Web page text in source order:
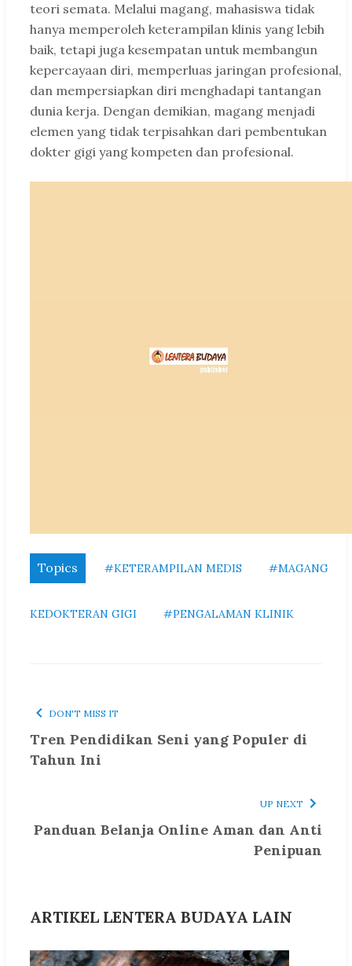
teori semata. Melalui magang, mahasiswa tidak
hanya memperoleh keterampilan klinis yang lebih
baik, tetapi juga kesempatan untuk membangun
kepercayaan diri, memperluas jaringan profesional,
dan mempersiapkan diri menghadapi tantangan
dunia kerja. Dengan demikian, magang menjadi
elemen yang tidak terpisahkan dari pembentukan
dokter gigi yang kompeten dan profesional.
Topics #KETERAMPILAN MEDIS #MAGANG
KEDOKTERAN GIGI #PENGALAMAN KLINIK
DON'T MISS IT
Tren Pendidikan Seni yang Populer di
Tahun Ini
UP NEXT
Panduan Belanja Online Aman dan Anti
Penipuan
ARTIKEL LENTERA BUDAYA LAIN